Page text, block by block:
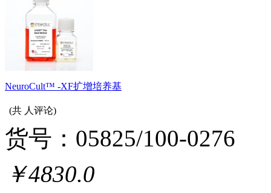
NeuroCult™ -XF扩增培养基
(共 人评论)
货号：05825/100-0276
￥4830.0